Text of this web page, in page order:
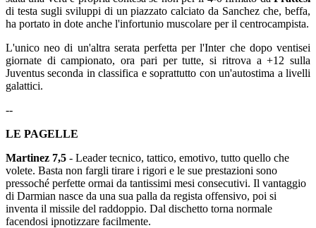
di testa sugli sviluppi di un piazzato calciato da Sanchez che, beffa,
ha portato in dote anche l'infortunio muscolare per il centrocampista.
L'unico neo di un'altra serata perfetta per l'Inter che dopo ventisei
giornate di campionato, ora pari per tutte, si ritrova a +12 sulla
Juventus seconda in classifica e soprattutto con un'autostima a livelli
galattici.
--
LE PAGELLE
Martinez 7,5 - Leader tecnico, tattico, emotivo, tutto quello che
volete. Basta non fargli tirare i rigori e le sue prestazioni sono
pressoché perfette ormai da tantissimi mesi consecutivi. Il vantaggio
di Darmian nasce da una sua palla da regista offensivo, poi si
inventa il missile del raddoppio. Dal dischetto torna normale
facendosi ipnotizzare facilmente.